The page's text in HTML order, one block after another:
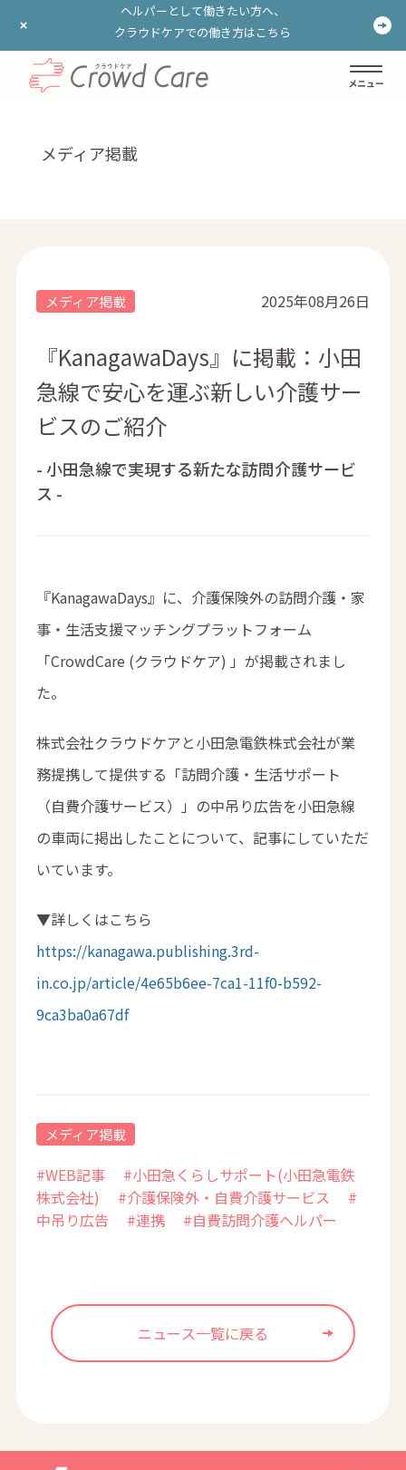
ヘルパーとして働きたい方へ、
クラウドケアでの働き方はこちら
ヘルパーとして働きたい方へ、
クラウドケアでの働き方はこちら
メディア掲載
メディア掲載 2025年08月26日
『KanagawaDays』に掲載：小田
急線で安心を運ぶ新しい介護サー
ビスのご紹介
- 小田急線で実現する新たな訪問介護サービ
ス -
『KanagawaDays』に、介護保険外の訪問介護・家
事・生活支援マッチングプラットフォーム
「CrowdCare (クラウドケア) 」が掲載されまし
た。
株式会社クラウドケアと小田急電鉄株式会社が業
務提携して提供する「訪問介護・生活サポート
（自費介護サービス）」の中吊り広告を小田急線
の車両に掲出したことについて、記事にしていただ
いています。
▼詳しくはこちら
https://kanagawa.publishing.3rd-
in.co.jp/article/4e65b6ee-7ca1-11f0-b592-
9ca3ba0a67df
メディア掲載
#WEB記事
#小田急くらしサポート(小田急電鉄
株式会社)
#介護保険外・自費介護サービス
#
中吊り広告
#連携 #自費訪問介護ヘルパー
ニュース一覧に戻る